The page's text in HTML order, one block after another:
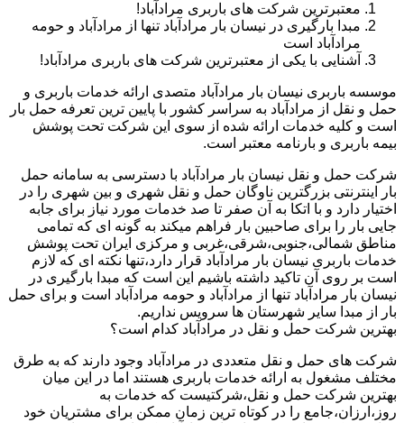
معتبرترین شرکت های باربری مرادآباد!
مبدا بارگیری در نیسان بار مرادآباد تنها از مرادآباد و حومه
مرادآباد است
آشنایی با یکی از معتبرترین شرکت های باربری مرادآباد!
موسسه باربری نیسان بار مرادآباد متصدی ارائه خدمات باربری و
حمل و نقل از مرادآباد به سراسر کشور با پایین ترین تعرفه حمل بار
است و کلیه خدمات ارائه شده از سوی این شرکت تحت پوشش
بیمه باربری و بارنامه معتبر است.
شرکت حمل و نقل نیسان بار مرادآباد با دسترسی به سامانه حمل
بار اینترنتی بزرگترین ناوگان حمل و نقل شهری و بین شهری را در
اختیار دارد و با اتکا به آن صفر تا صد خدمات مورد نیاز برای جابه
جایی بار را برای صاحبین بار فراهم میکند به گونه ای که تمامی
مناطق شمالی،جنوبی،شرقی،غربی و مرکزی ایران تحت پوشش
خدمات باربری نیسان بار مرادآباد قرار دارد،تنها نکته ای که لازم
است بر روی آن تاکید داشته باشیم این است که مبدا بارگیری در
نیسان بار مرادآباد تنها از مرادآباد و حومه مرادآباد است و برای حمل
بار از مبدا سایر شهرستان ها سرویس نداریم.
بهترین شرکت حمل و نقل در مرادآباد کدام است؟
شرکت های حمل و نقل متعددی در مرادآباد وجود دارند که به طرق
مختلف مشغول به ارائه خدمات باربری هستند اما در این میان
بهترین شرکت حمل و نقل،شرکتیست که خدمات به
روز،ارزان،جامع را در کوتاه ترین زمان ممکن برای مشتریان خود